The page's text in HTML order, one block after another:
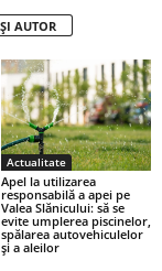
AUTOR
Actualitate
Apel la utilizarea
responsabilă a apei pe
Valea Slănicului: să se
evite umplerea piscinelor,
spălarea autovehiculelor
şi a aleilor